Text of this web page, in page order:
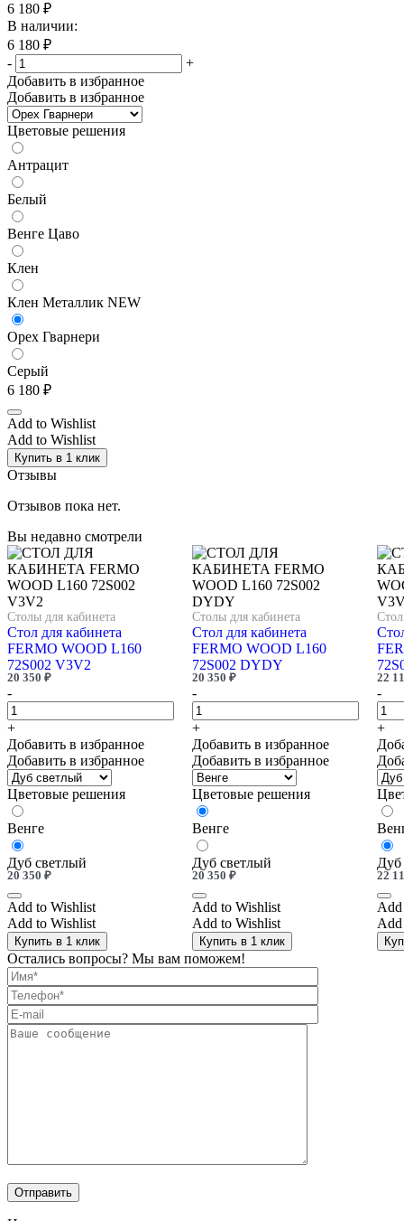
6 180 ₽
В наличии:
6 180 ₽
-
+
Добавить в избранное
Добавить в избранное
Цветовые решения
Антрацит
Белый
Венге Цаво
Клен
Клен Металлик NEW
Орех Гварнери
Серый
6 180 ₽
Add to Wishlist
Add to Wishlist
Купить в 1 клик
Отзывы
Отзывов пока нет.
Вы недавно смотрели
Столы для кабинета
Стол для кабинета
FERMO WOOD L160
72S002 V3V2
20 350 ₽
-
+
Добавить в избранное
Добавить в избранное
Цветовые решения
Венге
Дуб светлый
20 350 ₽
Add to Wishlist
Add to Wishlist
Купить в 1 клик
Столы для кабинета
Стол для кабинета
FERMO WOOD L160
72S002 DYDY
20 350 ₽
-
+
Добавить в избранное
Добавить в избранное
Цветовые решения
Венге
Дуб светлый
20 350 ₽
Add to Wishlist
Add to Wishlist
Купить в 1 клик
22
-
+
Дуб
22
Add
Add
Остались вопросы? Мы вам поможем!
Отправить